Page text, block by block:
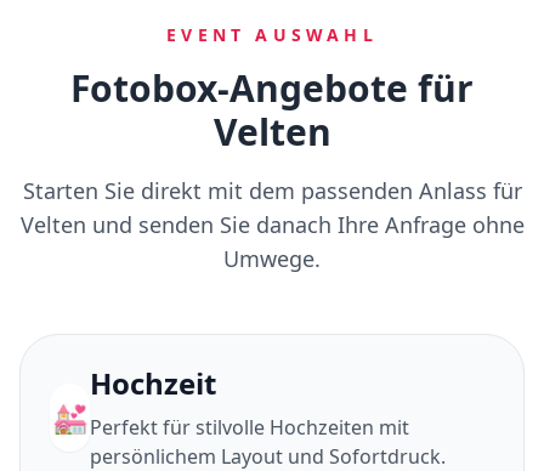
EVENT AUSWAHL
Fotobox-Angebote für
Velten
Starten Sie direkt mit dem passenden Anlass für
Velten und senden Sie danach Ihre Anfrage ohne
Umwege.
💒
Hochzeit
Perfekt für stilvolle Hochzeiten mit
persönlichem Layout und Sofortdruck.